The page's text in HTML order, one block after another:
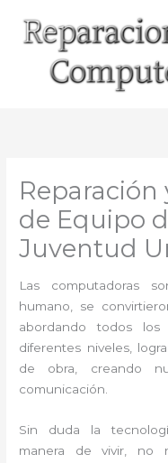
contenido
de Equipo
Juventud
Las computadoras
humano, se
abordando todos
diferentes niveles,
de obra, creando
comunicación.
Sin duda la
manera de vivir, no